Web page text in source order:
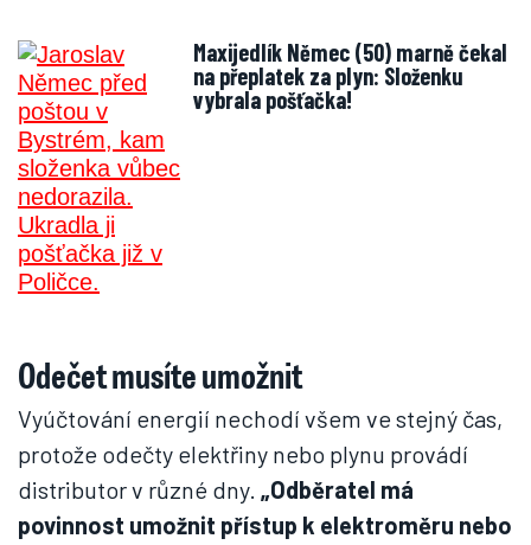
Maxijedlík Němec (50) marně čekal
na přeplatek za plyn: Složenku
vybrala pošťačka!
Odečet musíte umožnit
Vyúčtování energií nechodí všem ve stejný čas,
protože odečty elektřiny nebo plynu provádí
distributor v různé dny. „Odběratel má
povinnost umožnit přístup k elektroměru nebo